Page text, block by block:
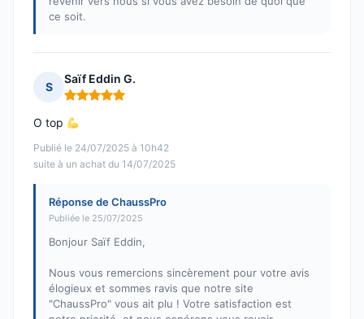
ce soit.
S
Saïf Eddin G.
Note : 5 sur 5
Publié le 24/07/2025 à 10h42
suite à un achat du 14/07/2025
O top
Réponse de ChaussPro
Publiée le 25/07/2025
Bonjour Saïf Eddin,
Nous vous remercions sincèrement pour votre avis
élogieux et sommes ravis que notre site
"ChaussPro" vous ait plu ! Votre satisfaction est